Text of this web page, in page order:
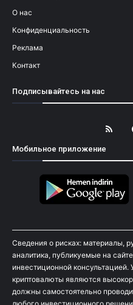
О нас
Конфиденциальность
Реклама
Контакт
Подписывайтесь на нас
Мобильное приложение
Сведения о рисках: материалы,
аналитика, публикуемые на сайте
инвестиционной консультацией.
криптовалюты являются
должны самостоятельно